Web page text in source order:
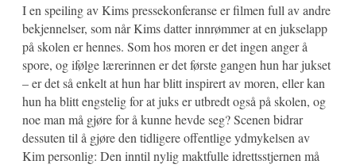
I en speiling av Kims pressekonferanse er filmen full av andre
bekjennelser, som når Kims datter innrømmer at en jukselapp
på skolen er hennes. Som hos moren er det ingen anger å
spore, og ifølge lærerinnen er det første gangen hun har jukset
– er det så enkelt at hun har blitt inspirert av moren, eller kan
hun ha blitt engstelig for at juks er utbredt også på skolen, og
noe man må gjøre for å kunne hevde seg? Scenen bidrar
dessuten til å gjøre den tidligere offentlige ydmykelsen av
Kim personlig: Den inntil nylig maktfulle idrettsstjernen må